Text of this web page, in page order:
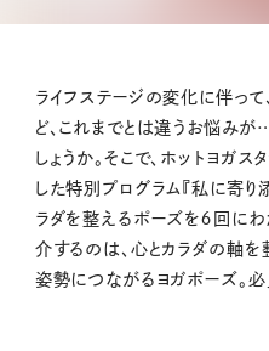
ライフステージの変化に伴っ
ど、これまでとは違うお悩み
しょうか。そこで、ホットヨガ
した特別プログラム『私に寄り
ラダを整えるポーズを６回に
介するのは、心とカラダの軸
姿勢につながるヨガポーズ。必